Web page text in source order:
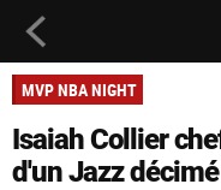
MVP NBA NIGHT
Isaiah Collier
d'un Jazz